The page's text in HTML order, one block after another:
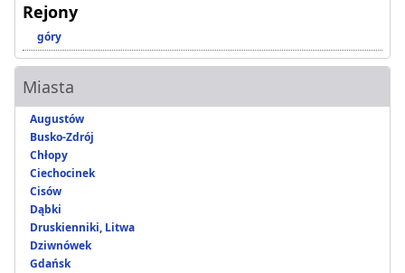
Rejony
góry
Miasta
Augustów
Busko-Zdrój
Chłopy
Ciechocinek
Cisów
Dąbki
Druskienniki, Litwa
Dziwnówek
Gdańsk